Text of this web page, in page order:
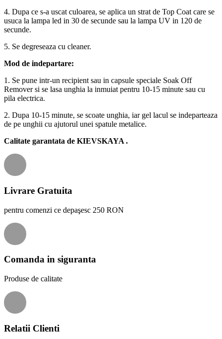
4. Dupa ce s-a uscat culoarea, se aplica un strat de Top Coat care se
usuca la lampa led in 30 de secunde sau la lampa UV in 120 de
secunde.
5. Se degreseaza cu cleaner.
Mod de indepartare:
1. Se pune intr-un recipient sau in capsule speciale Soak Off
Remover si se lasa unghia la inmuiat pentru 10-15 minute sau cu
pila electrica.
2. Dupa 10-15 minute, se scoate unghia, iar gel lacul se indeparteaza
de pe unghii cu ajutorul unei spatule metalice.
Calitate garantata de KIEVSKAYA .
Livrare Gratuita
pentru comenzi ce depaşesc 250 RON
Comanda in siguranta
Produse de calitate
Relatii Clienti